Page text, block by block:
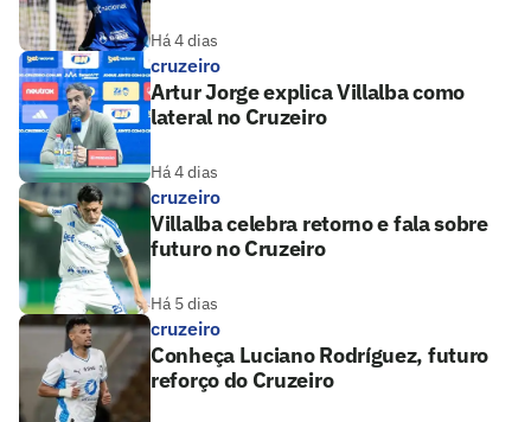
Há 4 dias
cruzeiro
Artur Jorge explica Villalba como
lateral no Cruzeiro
Há 4 dias
cruzeiro
Villalba celebra retorno e fala sobre
futuro no Cruzeiro
Há 5 dias
cruzeiro
Conheça Luciano Rodríguez, futuro
reforço do Cruzeiro